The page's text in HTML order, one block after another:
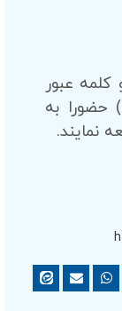
عبور
به
نمایند.